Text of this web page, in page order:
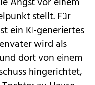
stellt. Für
ein KI-generiertes
wird als
dort von einem
hingerichtet,